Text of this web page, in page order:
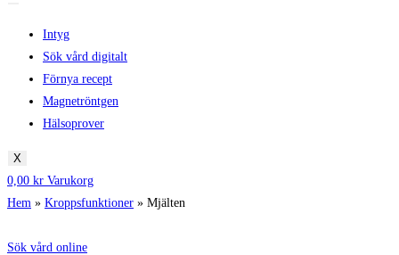
Intyg
Sök vård digitalt
Förnya recept
Magnetröntgen
Hälsoprover
X
0,00 kr Varukorg
Hem » Kroppsfunktioner » Mjälten
Sök vård online